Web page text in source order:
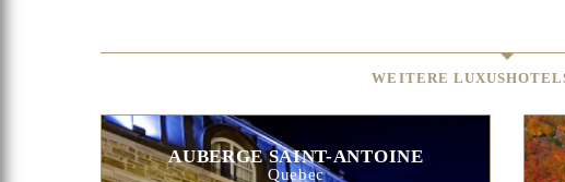
WEITERE
AUBERGE SAINT-ANTOINE
Quebec